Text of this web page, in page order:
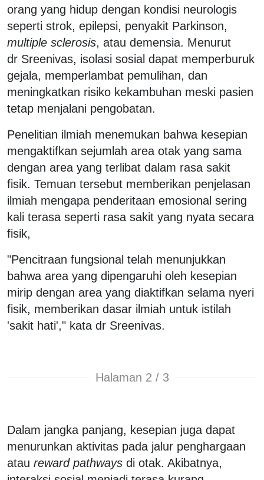
orang yang hidup dengan kondisi neurologis
seperti strok, epilepsi, penyakit Parkinson,
multiple sclerosis, atau demensia. Menurut
dr Sreenivas, isolasi sosial dapat memperburuk
gejala, memperlambat pemulihan, dan
meningkatkan risiko kekambuhan meski pasien
tetap menjalani pengobatan.
Penelitian ilmiah menemukan bahwa kesepian
mengaktifkan sejumlah area otak yang sama
dengan area yang terlibat dalam rasa sakit
fisik. Temuan tersebut memberikan penjelasan
ilmiah mengapa penderitaan emosional sering
kali terasa seperti rasa sakit yang nyata secara
fisik,
"Pencitraan fungsional telah menunjukkan
bahwa area yang dipengaruhi oleh kesepian
mirip dengan area yang diaktifkan selama nyeri
fisik, memberikan dasar ilmiah untuk istilah
'sakit hati'," kata dr Sreenivas.
Halaman 2 / 3
Dalam jangka panjang, kesepian juga dapat
menurunkan aktivitas pada jalur penghargaan
atau reward pathways di otak. Akibatnya,